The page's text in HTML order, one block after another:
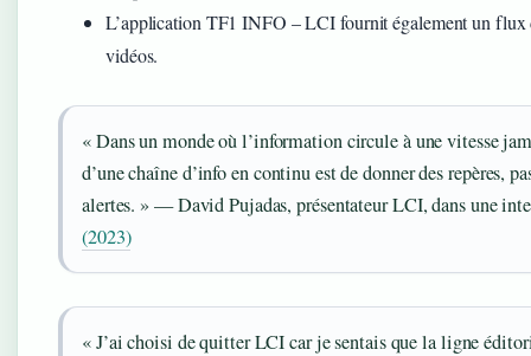
L’application TF1 INFO – LCI fournit également un flux
vidéos.
« Dans un monde où l’information circule à une vitesse
d’une chaîne d’info en continu est de donner des repères,
alertes. » — David Pujadas, présentateur LCI, dans une
(2023)
« J’ai choisi de quitter LCI car je sentais que la ligne